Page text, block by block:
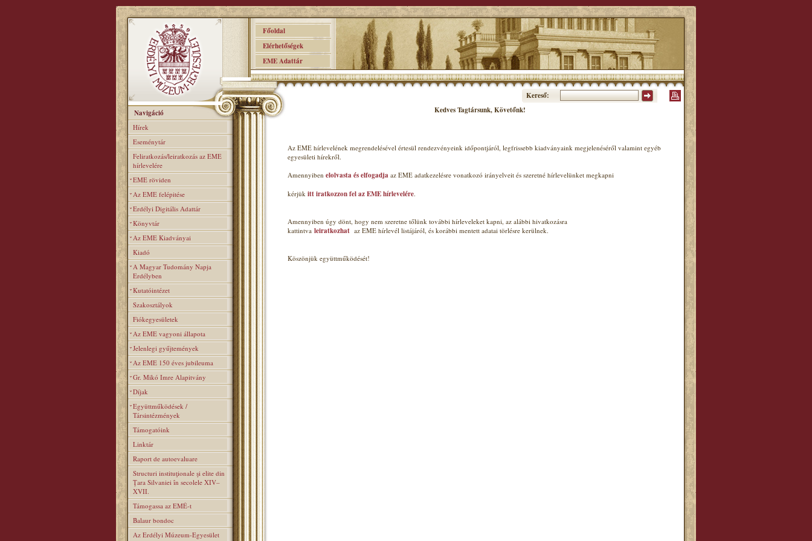
Főoldal
Elérhetőségek
EME Adattár
Kereső:
Navigáció
Hírek
Eseménytár
Feliratkozás/leiratkozás az EME
hírlevelére
EME röviden
Az EME felépitése
Erdélyi Digitális Adattár
Könyvtár
Az EME Kiadványai
Kiadó
A Magyar Tudomány Napja
Erdélyben
Kutatóintézet
Szakosztályok
Fiókegyesületek
Az EME vagyoni állapota
Jelenlegi gyűjtemények
Az EME 150 éves jubileuma
Gr. Mikó Imre Alapitvány
Díjak
Együttműködések /
Társintézmények
Támogatóink
Linktár
Raport de autoevaluare
Structuri instituţionale şi elite din
Ţara Silvaniei în secolele XIV–
XVII.
Támogassa az EMÉ-t
Balaur bondoc
Az Erdélyi Múzeum-Egyesület
Kedves Tagtársunk, Követőnk!
Az EME hírlevelének megrendelésével értesül rendezvényeink időpontjáról, legfrissebb kiadványaink megjelenéséről valamint egyéb
egyesületi hírekről.
Amennyiben elolvasta és elfogadja az EME adatkezelésre vonatkozó irányelveit és szeretné hírlevelünket megkapni
kérjük itt iratkozzon fel az EME hírlevelére.
Amennyiben úgy dönt, hogy nem szeretne tőlünk további hírleveleket kapni, az alábbi hivatkozásra
kattintva leiratkozhat az EME hírlevél listájáról, és korábbi mentett adatai törlésre kerülnek.
Köszönjük együttműködését!